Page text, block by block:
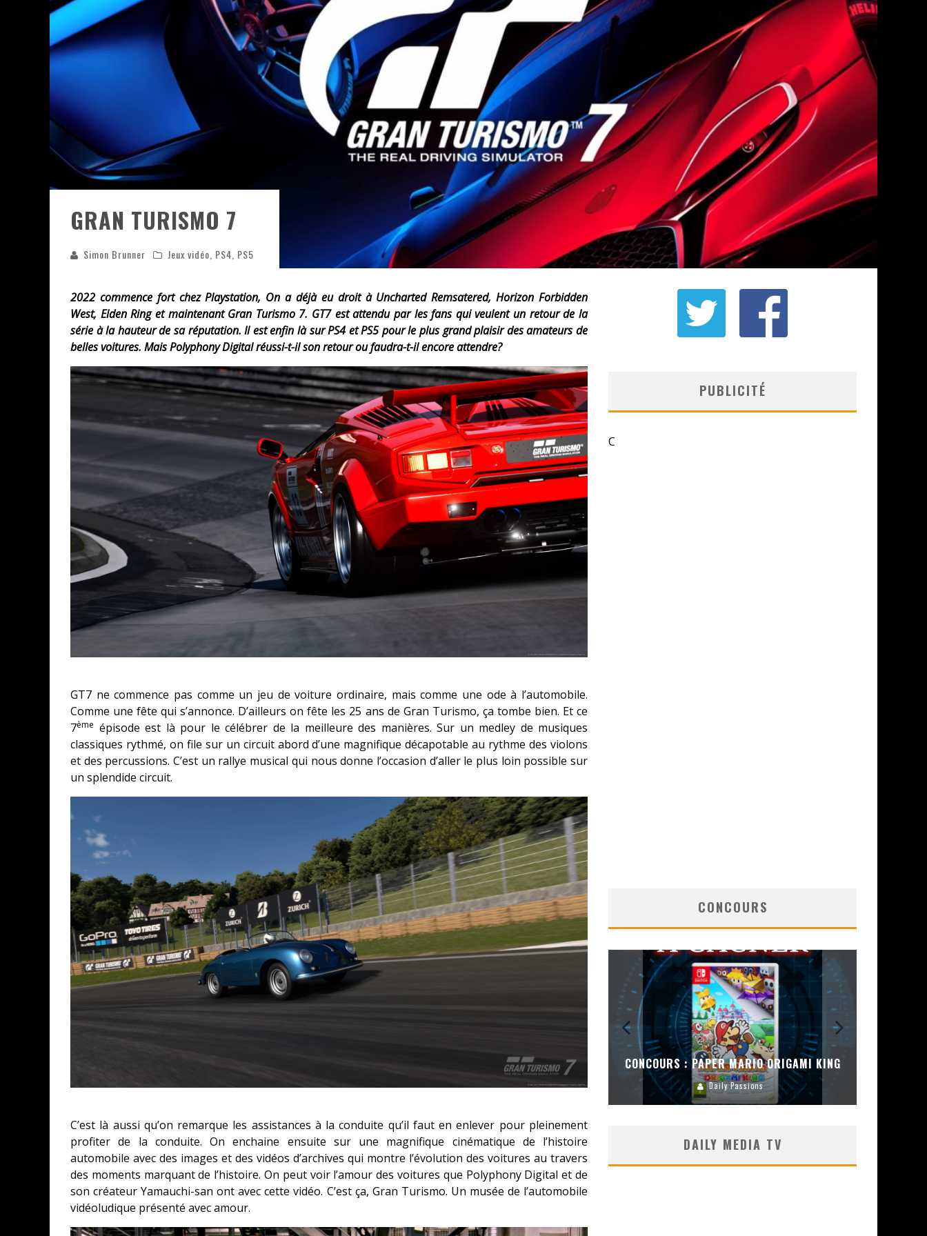
ASSASSIN'S CREED BLACK FLAG RESYNCED
« LE VENT DAND LES SAULES » - UNE BELLE HISTOIRE !
« DAMN THEM ALL » - UN DUO DE CHOC !
YOSHI AND THE MYSTERIOUS BOOK
« WOLF-MAN / INTEGRALE TOMES 1 ET 2 » - CRUELLE VENGEANCE !
GRAN TURISMO 7
Simon Brunner Jeux vidéo PS4 PS5
2022 commence fort chez Playstation, On a déjà eu droit à Uncharted Remsatered, Horizon Forbidden
West, Elden Ring et maintenant Gran Turismo 7. GT7 est attendu par les fans qui veulent un retour de la
série à la hauteur de sa réputation. Il est enfin là sur PS4 et PS5 pour le plus grand plaisir des amateurs de
belles voitures. Mais Polyphony Digital réussi-t-il son retour ou faudra-t-il encore attendre?
GT7 ne commence pas comme un jeu de voiture ordinaire, mais comme une ode à l’automobile.
Comme une fête qui s’annonce. D’ailleurs on fête les 25 ans de Gran Turismo, ça tombe bien. Et ce
7ème épisode est là pour le célébrer de la meilleure des manières. Sur un medley de musiques
classiques rythmé, on file sur un circuit abord d’une magnifique décapotable au rythme des violons
et des percussions. C’est un rallye musical qui nous donne l’occasion d’aller le plus loin possible sur
un splendide circuit.
C’est là aussi qu’on remarque les assistances à la conduite qu’il faut en enlever pour pleinement
profiter de la conduite. On enchaine ensuite sur une magnifique cinématique de l’histoire
automobile avec des images et des vidéos d’archives qui montre l’évolution des voitures au travers
des moments marquant de l’histoire. On peut voir l’amour des voitures que Polyphony Digital et de
son créateur Yamauchi-san ont avec cette vidéo. C’est ça, Gran Turismo. Un musée de l’automobile
vidéoludique présenté avec amour.
PUBLICITÉ
C
CONCOURS
CONCOURS : CALENDRIER DE L’AVENT – UNE
SUR XBOX ONE OU PS4
Daily Passions
CONCOURS : PAPER MARIO ORIGAMI KING
Daily Passions
CONCOURS : DREAMS SUR PS4
Carlos Mühlig
DAILY MEDIA TV